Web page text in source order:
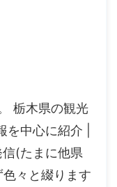
栃木県の観光
中心に紹介 |
(たまに他県
々と綴ります